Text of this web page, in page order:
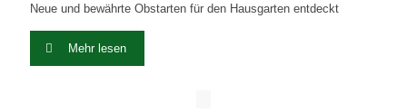
Neue und bewährte Obstarten für den Hausgarten entdeckt
Mehr lesen